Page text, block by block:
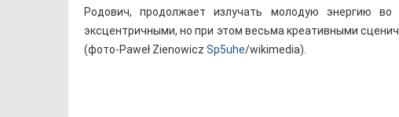
Родович, продолжает излучать молодую энергию во
эксцентричными, но при этом весьма креативными
(фото-Paweł Zienowicz Sp5uhe/wikimedia).